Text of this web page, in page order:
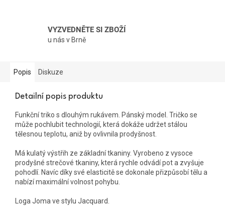
VYZVEDNĚTE SI ZBOŽÍ
u nás v Brně
Popis Diskuze
Detailní popis produktu
Funkční triko s dlouhým rukávem. Pánský model. Tričko se
může pochlubit technologií, která dokáže udržet stálou
tělesnou teplotu, aniž by ovlivnila prodyšnost.
Má kulatý výstřih ze základní tkaniny. Vyrobeno z vysoce
prodyšné strečové tkaniny, která rychle odvádí pot a zvyšuje
pohodlí. Navíc díky své elasticitě se dokonale přizpůsobí tělu a
nabízí maximální volnost pohybu.
Loga Joma ve stylu Jacquard.